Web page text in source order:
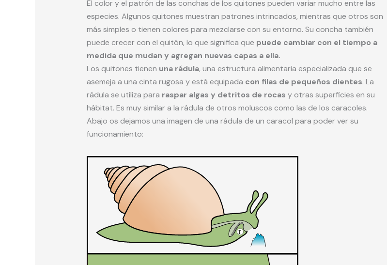
El color y el patrón de las conchas de los quitones pueden variar mucho entre las
especies. Algunos quitones muestran patrones intrincados, mientras que otros son
más simples o tienen colores para mezclarse con su entorno. Su concha también
puede crecer con el quitón, lo que significa que puede cambiar con el tiempo a
medida que mudan y agregan nuevas capas a ella.
Los quitones tienen una rádula, una estructura alimentaria especializada que se
asemeja a una cinta rugosa y está equipada con filas de pequeños dientes. La
rádula se utiliza para raspar algas y detritos de rocas y otras superficies en su
hábitat. Es muy similar a la rádula de otros moluscos como las de los caracoles.
Abajo os dejamos una imagen de una rádula de un caracol para poder ver su
funcionamiento: